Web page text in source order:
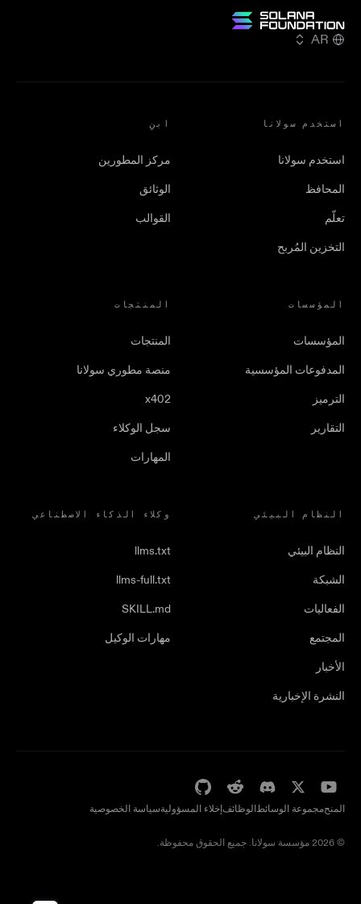
AR
استخدم سولانا
استخدم سولانا
المحافظ
تعلّم
التخزين المُربح
ابنِ
مركز المطورين
الوثائق
القوالب
المؤسسات
المؤسسات
المدفوعات المؤسسية
الترميز
التقارير
المنتجات
المنتجات
منصة مطوري سولانا
x402
سجل الوكلاء
المهارات
النظام البيئي
النظام البيئي
الشبكة
الفعاليات
المجتمع
الأخبار
النشرة الإخبارية
وكلاء الذكاء الاصطناعي
llms.txt
llms-full.txt
SKILL.md
مهارات الوكيل
المنحمجموعة الوسائطالوظائفإخلاء المسؤوليةسياسة الخصوصية
© 2026 مؤسسة سولانا. جميع الحقوق محفوظة.